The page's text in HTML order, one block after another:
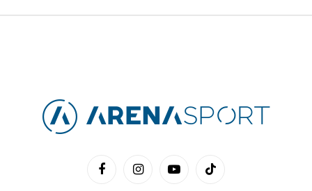
FacebookInstagramYouTubeTikTok